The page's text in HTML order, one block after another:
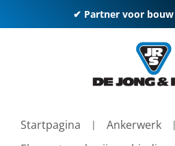
✔ Partner voor
Startpagina
Ankerwerk